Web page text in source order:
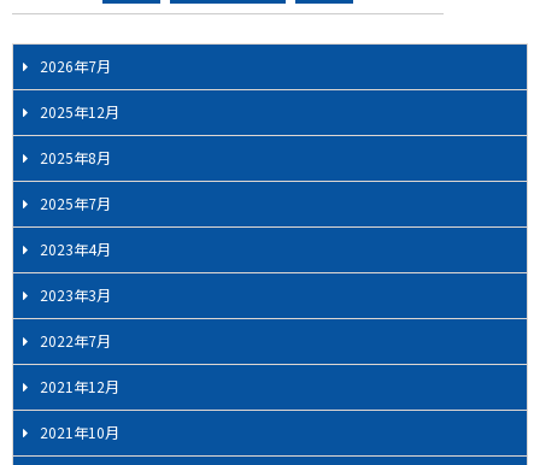
ー
ジ
ナ
ビ
ゲ
ー
シ
ョ
ン
2026年7月
2025年12月
2025年8月
2025年7月
2023年4月
2023年3月
2022年7月
2021年12月
2021年10月